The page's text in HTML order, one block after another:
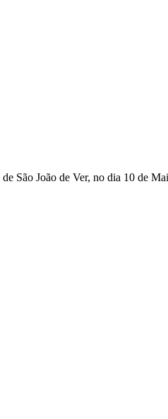
João de Ver, no dia 10 de